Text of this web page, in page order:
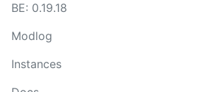
BE: 0.19.18
Modlog
Instances